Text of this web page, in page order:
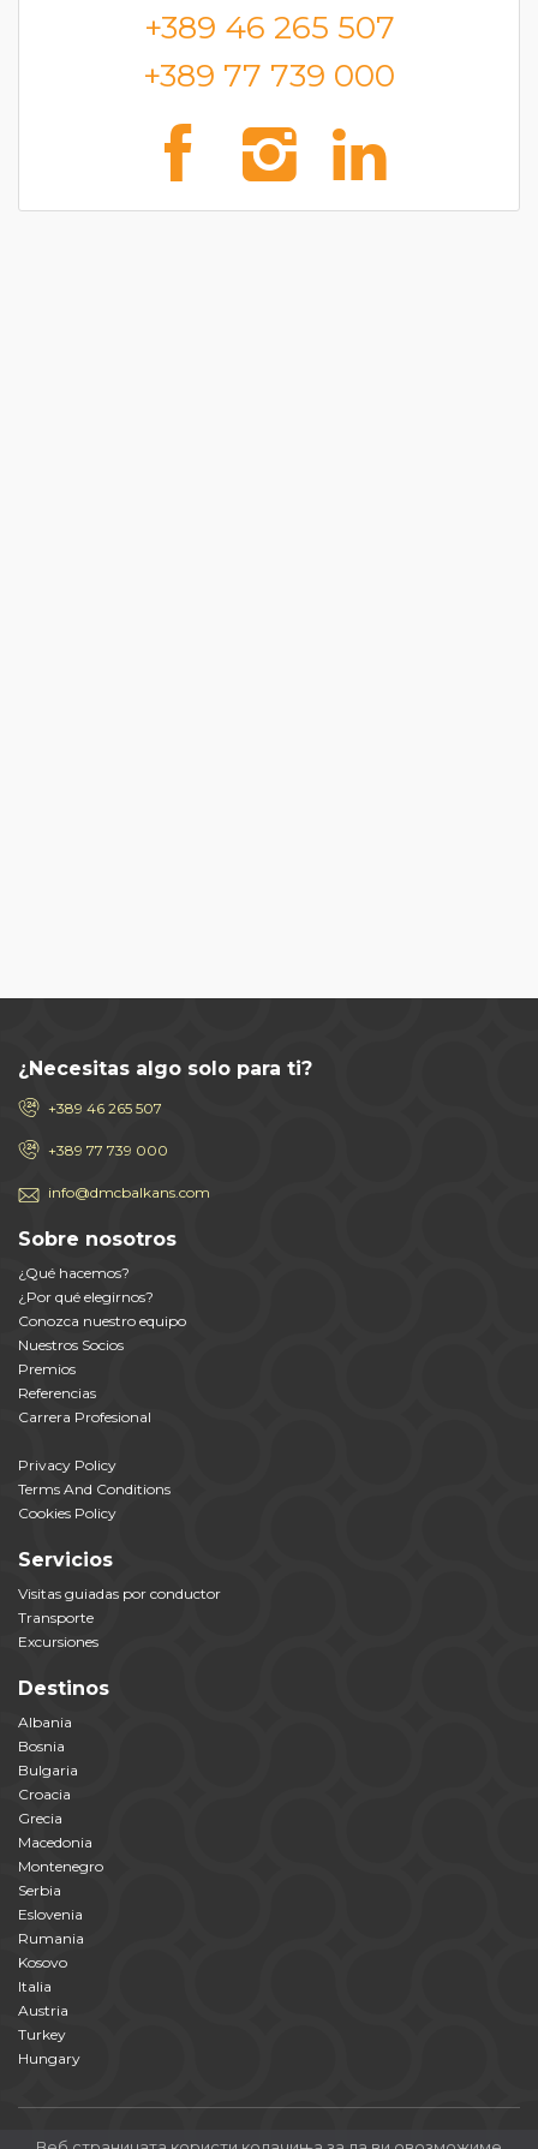
+389 46 265 507
+389 77 739 000
¿Necesitas algo solo para ti?
+389 46 265 507
+389 77 739 000
info@dmcbalkans.com
Sobre nosotros
¿Qué hacemos?
¿Por qué elegirnos?
Conozca nuestro equipo
Nuestros Socios
Premios
Referencias
Carrera Profesional
Privacy Policy
Terms And Conditions
Cookies Policy
Servicios
Visitas guiadas por conductor
Transporte
Excursiones
Destinos
Albania
Bosnia
Bulgaria
Croacia
Grecia
Macedonia
Montenegro
Serbia
Eslovenia
Rumania
Kosovo
Italia
Austria
Turkey
Hungary